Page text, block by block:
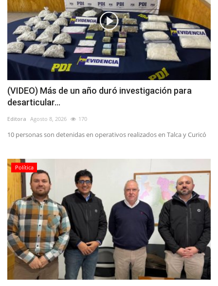
(VIDEO) Más de un año duró investigación para
desarticular...
Editora Agosto 8, 2026 170
10 personas son detenidas en operativos realizados en Talca y Curicó
Política